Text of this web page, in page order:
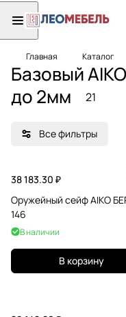
Главная Каталог
Базовый
до 2мм
21
Все фильтры
38 183.30 ₽
Оружейный сейф AIKO
146
В наличии
В корзину